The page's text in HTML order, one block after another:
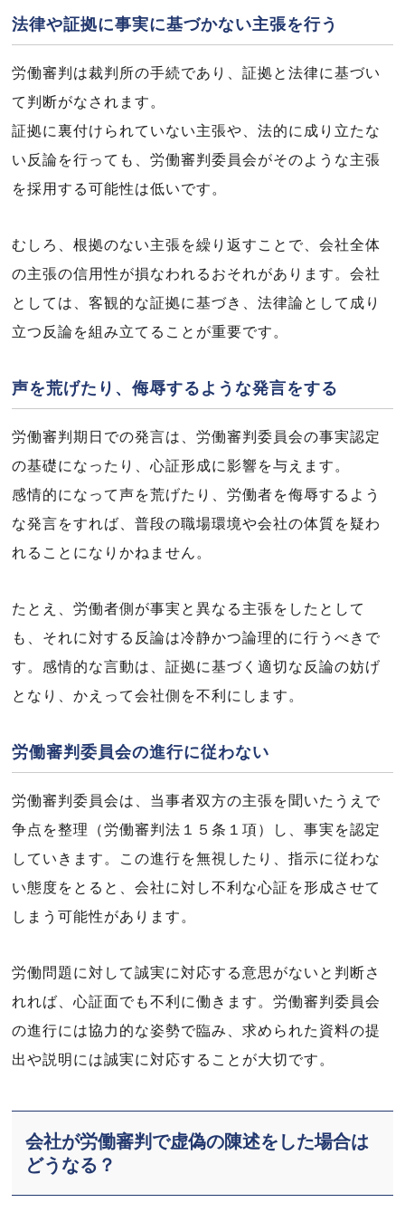
法律や証拠に事実に基づかない主張を行う
労働審判は裁判所の手続であり、証拠と法律に基づい
て判断がなされます。
証拠に裏付けられていない主張や、法的に成り立たな
い反論を行っても、労働審判委員会がそのような主張
を採用する可能性は低いです。
むしろ、根拠のない主張を繰り返すことで、会社全体
の主張の信用性が損なわれるおそれがあります。会社
としては、客観的な証拠に基づき、法律論として成り
立つ反論を組み立てることが重要です。
声を荒げたり、侮辱するような発言をする
労働審判期日での発言は、労働審判委員会の事実認定
の基礎になったり、心証形成に影響を与えます。
感情的になって声を荒げたり、労働者を侮辱するよう
な発言をすれば、普段の職場環境や会社の体質を疑わ
れることになりかねません。
たとえ、労働者側が事実と異なる主張をしたとして
も、それに対する反論は冷静かつ論理的に行うべきで
す。感情的な言動は、証拠に基づく適切な反論の妨げ
となり、かえって会社側を不利にします。
労働審判委員会の進行に従わない
労働審判委員会は、当事者双方の主張を聞いたうえで
争点を整理（労働審判法１５条１項）し、事実を認定
していきます。この進行を無視したり、指示に従わな
い態度をとると、会社に対し不利な心証を形成させて
しまう可能性があります。
労働問題に対して誠実に対応する意思がないと判断さ
れれば、心証面でも不利に働きます。労働審判委員会
の進行には協力的な姿勢で臨み、求められた資料の提
出や説明には誠実に対応することが大切です。
会社が労働審判で虚偽の陳述をした場合は
どうなる？